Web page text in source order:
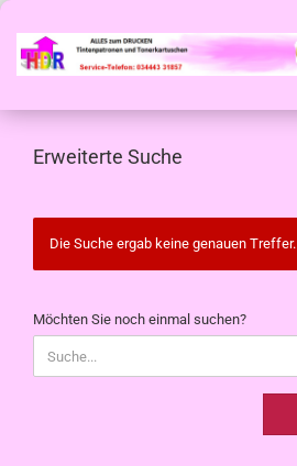
Erweiterte Suche
Die Suche ergab keine genauen Treffer.
MÖCHTEN
SIE
NOCH
EINMAL
Möchten Sie noch einmal suchen?